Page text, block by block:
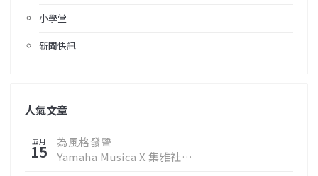
小學堂
新聞快訊
人氣文章
五月
15
為風格發聲
Yamaha Musica X 集雅社